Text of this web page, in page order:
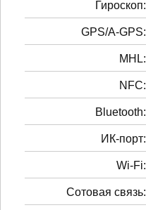
Гироскоп:
GPS/A-GPS:
MHL:
NFC:
Bluetooth:
ИК-порт:
Wi-Fi:
Сотовая связь: